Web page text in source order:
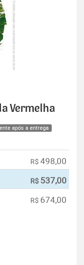
Vermelha
após a entrega
R$ 498,00
R$ 537,00
R$ 674,00